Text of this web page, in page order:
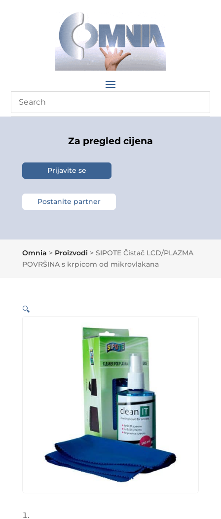
Za pregled cijena
Prijavite se
Postanite partner
Omnia > Proizvodi > SIPOTE Čistač LCD/PLAZMA
POVRŠINA s krpicom od mikrovlakana
🔍